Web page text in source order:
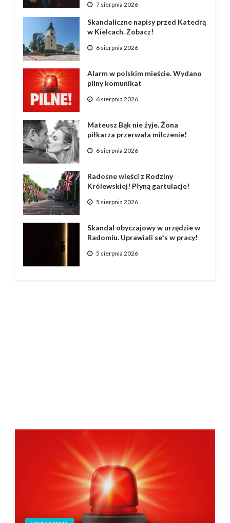
7 sierpnia 2026
Skandaliczne napisy przed Katedrą
w Kielcach. Zobacz!
6 sierpnia 2026
Alarm w polskim mieście. Wydano
pilny komunikat
6 sierpnia 2026
Mateusz Bąk nie żyje. Żona
piłkarza przerwała milczenie!
6 sierpnia 2026
Radosne wieści z Rodziny
Królewskiej! Płyną gartulacje!
5 sierpnia 2026
Skandal obyczajowy w urzędzie w
Radomiu. Uprawiali se*s w pracy!
5 sierpnia 2026